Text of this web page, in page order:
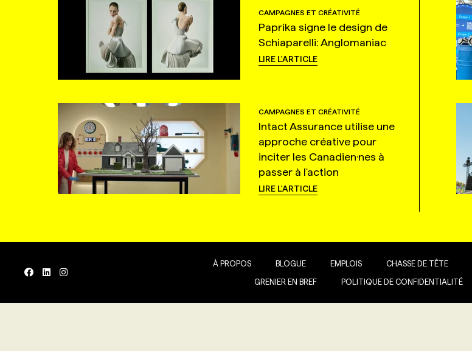
CAMPAGNES ET CRÉATIVITÉ
Paprika signe le design de
Schiaparelli: Anglomaniac
LIRE L'ARTICLE
CAMPAGNES ET CRÉATIVITÉ
Intact Assurance utilise une
approche créative pour
inciter les Canadien·nes à
passer à l'action
LIRE L'ARTICLE
À PROPOS BLOGUE EMPLOIS CHASSE DE TÊTE
GRENIER EN BREF POLITIQUE DE CONFIDENTIALITÉ